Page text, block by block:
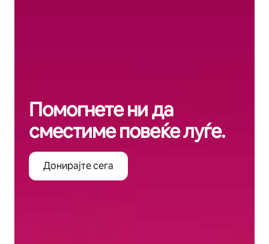
Помогнете ни да
сместиме повеќе луѓе.
Донирајте сега